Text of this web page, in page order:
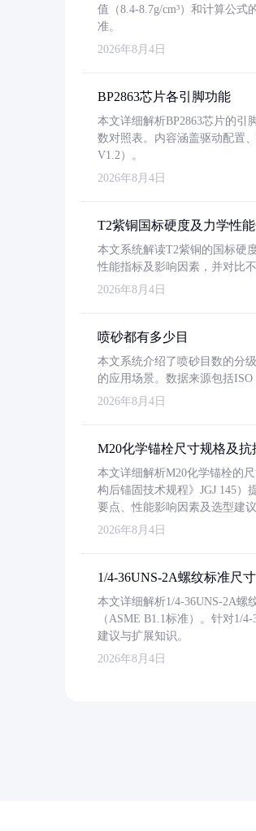
值（8.4-8.7g/cm³）和计算公
准。
2026年8月4日
BP2863芯片各引脚功能
本文详细解析BP2863芯片的
数对照表。内容涵盖驱动配置
V1.2）。
2026年8月4日
T2紫铜国标硬度及力学性
本文系统解读T2紫铜的国标硬
性能指标及影响因素，并对比
2026年8月4日
喷砂都有多少目
本文系统介绍了喷砂目数的分
的应用场景。数据来源包括
2026年8月4日
M20化学锚栓尺寸规格及
本文详细解析M20化学锚栓的
构后锚固技术规程》JGJ 145
要点、性能影响因素及选型建
2026年8月4日
1/4-36UNS-2A螺纹标准尺寸
本文详细解析1/4-36UNS-2A螺
（ASME B1.1标准）。针对1/
建议与扩展知识。
2026年8月4日